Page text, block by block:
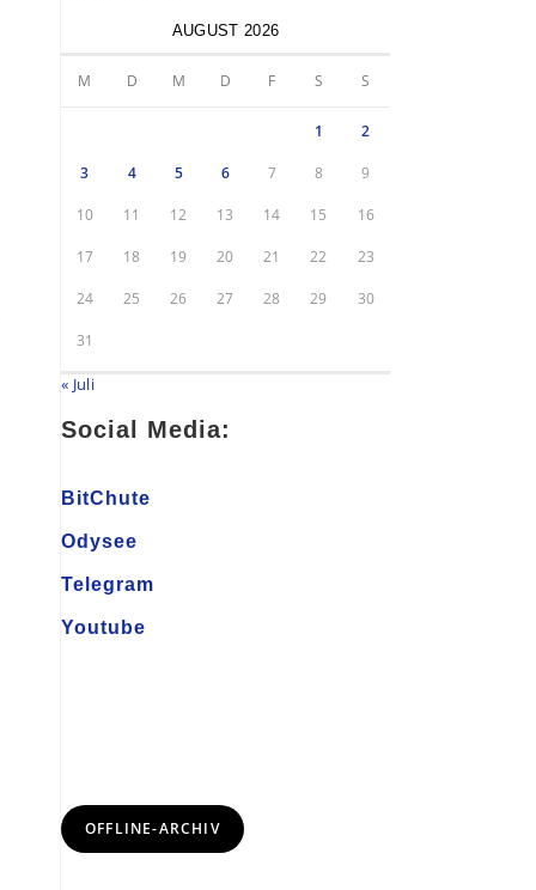
AUGUST 2026
M D M D F S S
1 2
3 4 5 6 7 8 9
10 11 12 13 14 15 16
17 18 19 20 21 22 23
24 25 26 27 28 29 30
31
« Juli
Social Media:
BitChute
Odysee
Telegram
Youtube
OFFLINE-ARCHIV